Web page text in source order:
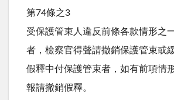
第74條之3
受保護管束人違反前條各款情形之
者，檢察官得聲請撤銷保護管束或
假釋中付保護管束者，如有前項情
報請撤銷假釋。